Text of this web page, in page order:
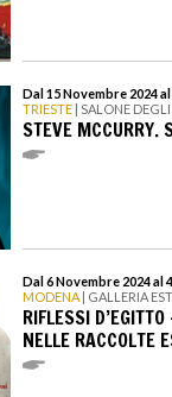
Dal 15 Novembre 2024
TRIESTE | SALONE
STEVE MCCURRY.
Dal 6 Novembre 2024 al
MODENA | GALLERIA
RIFLESSI
NELLE RACCOLTE